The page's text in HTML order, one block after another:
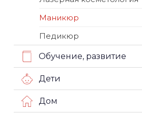
Маникюр
Педикюр
Обучение, развитие
Дети
Дом